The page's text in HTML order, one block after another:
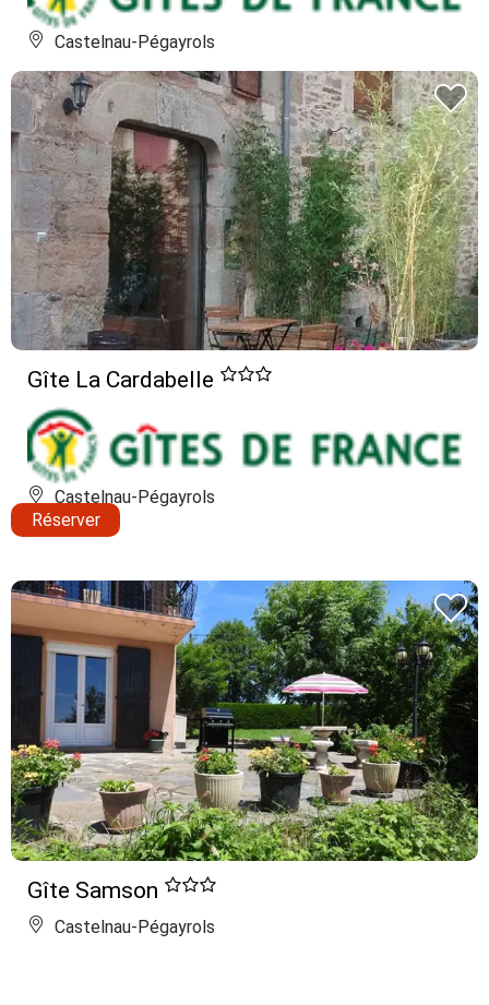
Castelnau-Pégayrols
Gîte La Cardabelle
Castelnau-Pégayrols
Réserver
Gîte Samson
Castelnau-Pégayrols